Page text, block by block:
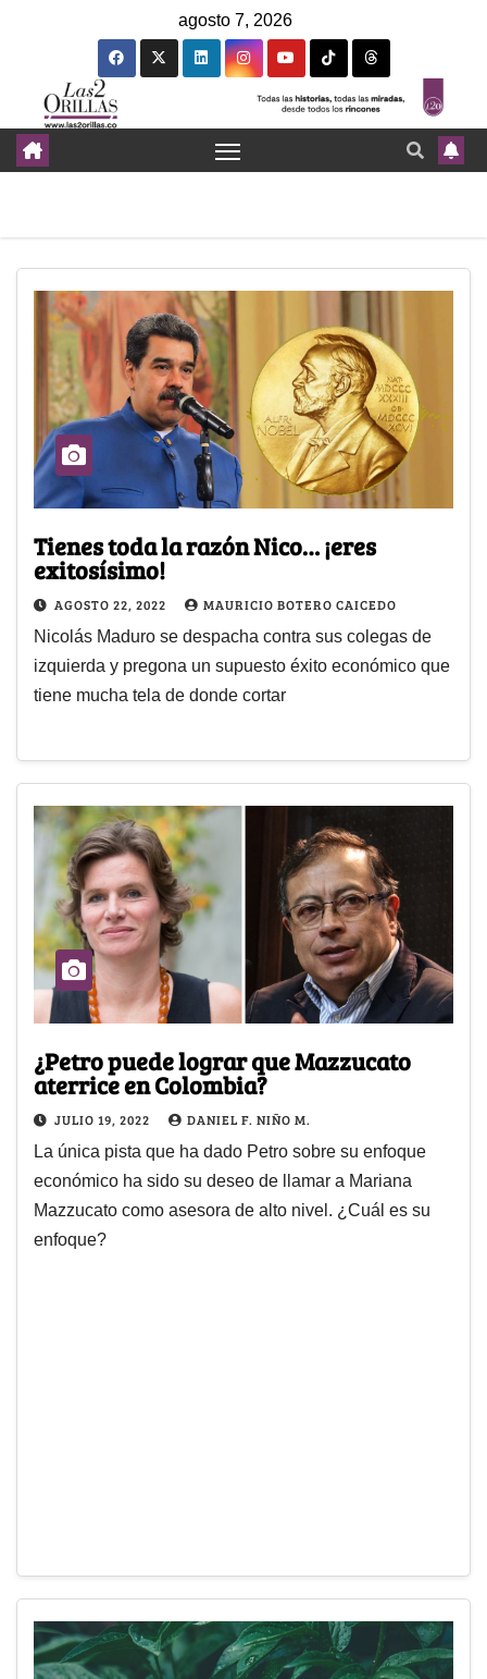
agosto 7, 2026
Tienes toda la razón Nico… ¡eres
exitosísimo!
AGOSTO 22, 2022 MAURICIO BOTERO CAICEDO
Nicolás Maduro se despacha contra sus colegas de
izquierda y pregona un supuesto éxito económico que
tiene mucha tela de donde cortar
¿Petro puede lograr que Mazzucato
aterrice en Colombia?
JULIO 19, 2022 DANIEL F. NIÑO M.
La única pista que ha dado Petro sobre su enfoque
económico ha sido su deseo de llamar a Mariana
Mazzucato como asesora de alto nivel. ¿Cuál es su
enfoque?